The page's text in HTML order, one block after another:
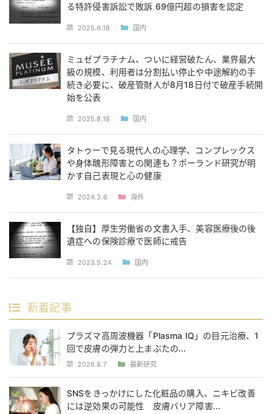
る特許侵害訴訟で敗訴 69億円超の損害を認定
2025.6.18 国内
ミュゼプラチナム、ついに経営破たん、業界最大
級の規模、利用者は分割払い停止や中途解約の手
続き必要に、破産管財人が8月18日付で破産手続開
始を公表
2025.8.18 国内
タトゥーで見る現代人の心理学、コンプレックス
や身体醜形障害との関連も？ポーランド研究が明
かす自己表現と心の健康
2024.3.6 海外
【独自】厚生労働省の文書入手、美容医療後の後
遺症への保険診療で医師に戒告
2023.5.24 国内
新着記事
プラズマ高周波機器「Plasma IQ」の目元治療、1
回で皮膚の弾力と上まぶたの...
2026.8.7 最新研究
SNSをきっかけにした化粧品の購入、ニキビ改善
には逆効果の可能性 皮膚バリア障害...